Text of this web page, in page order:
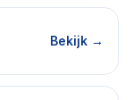
Bekijk →